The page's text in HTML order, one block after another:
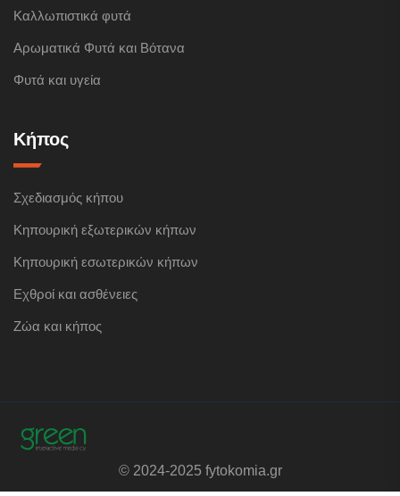
Καλλωπιστικά φυτά
Αρωματικά Φυτά και Βότανα
Φυτά και υγεία
Κήπος
Σχεδιασμός κήπου
Κηπουρική εξωτερικών κήπων
Κηπουρική εσωτερικών κήπων
Εχθροί και ασθένειες
Ζώα και κήπος
© 2024-2025 fytokomia.gr